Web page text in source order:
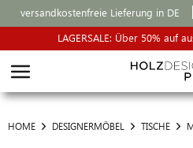
versandkostenfreie Lieferung in DE
LAGERSALE: Über 50% auf
HOME DESIGNERMÖBEL TISCHE